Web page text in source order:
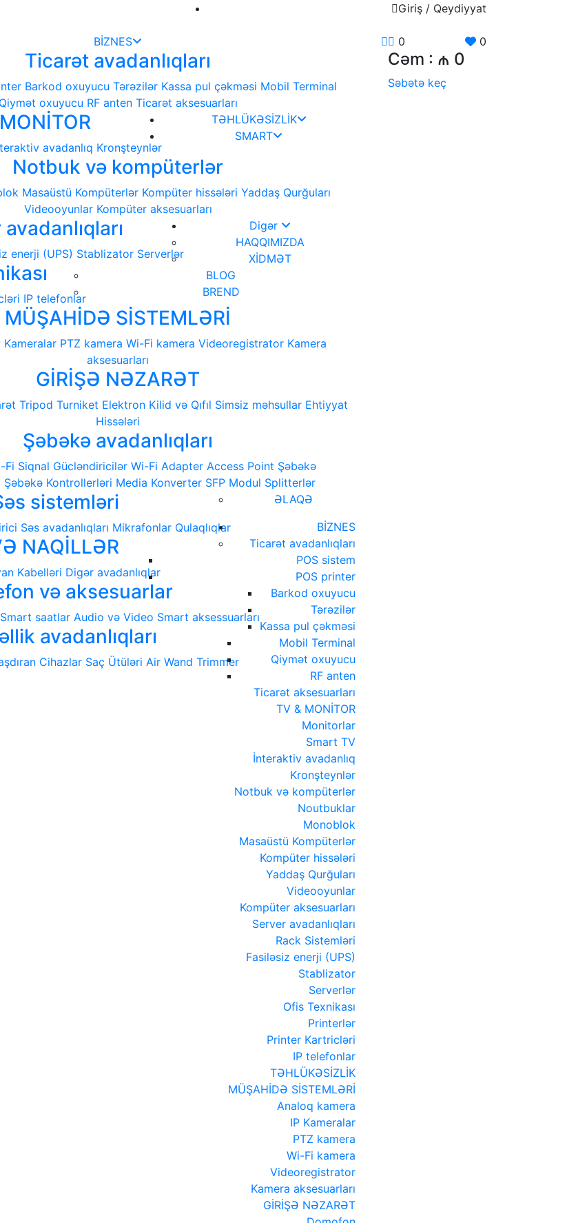
Giriş / Qeydiyyat
BİZNES
Ticarət avadanlıqları
Barkod oxuyucu Tərəzilər Kassa pul çəkməsi Mobil Terminal
Qiymət oxuyucu RF anten Ticarət aksesuarları
avadanlıq Kronşteynlər
Notbuk və kompüterlər
Masaüstü Kompüterlər Kompüter hissələri Yaddaş Qurğuları
Videooyunlar Kompüter aksesuarları
enerji (UPS) Stablizator Serverlər
IP telefonlar
TƏHLÜKƏSİZLİK
MÜŞAHİDƏ SİSTEMLƏRİ
Kameralar PTZ kamera Wi-Fi kamera Videoregistrator Kamera
aksesuarları
GİRİŞƏ NƏZARƏT
Tripod Turniket Elektron Kilid və Qıfıl Simsiz məhsullar Ehtiyyat
Hissələri
Şəbəkə avadanlıqları
Fi Siqnal Gücləndiricilər Wi-Fi Adapter Access Point Şəbəkə
Şəbəkə Kontrollerləri Media Konverter SFP Modul Splitterlər
sistemləri
Səs avadanlıqları Mikrafonlar Qulaqlıqlar
NAQİLLƏR
Kabelləri Digər avadanlıqlar
SMART
və aksesuarlar
Smart saatlar Audio və Video Smart aksessuarları
avadanlıqları
Cihazlar Saç Ütüləri Air Wand Trimmer
Digər
HAQQIMIZDA
XİDMƏT
BLOG
BREND
ƏLAQƏ
BİZNES
Ticarət avadanlıqları
POS sistem
POS printer
Barkod oxuyucu
Tərəzilər
Kassa pul çəkməsi
Mobil Terminal
Qiymət oxuyucu
RF anten
Ticarət aksesuarları
TV & MONİTOR
Monitorlar
Smart TV
İnteraktiv avadanlıq
Kronşteynlər
Notbuk və kompüterlər
Noutbuklar
Monoblok
Masaüstü Kompüterlər
Kompüter hissələri
Yaddaş Qurğuları
Videooyunlar
Kompüter aksesuarları
Server avadanlıqları
Rack Sistemləri
Fasiləsiz enerji (UPS)
Stablizator
Serverlər
Ofis Texnikası
Printerlər
Printer Kartricləri
IP telefonlar
TƏHLÜKƏSİZLİK
MÜŞAHİDƏ SİSTEMLƏRİ
Analoq kamera
IP Kameralar
PTZ kamera
Wi-Fi kamera
Videoregistrator
Kamera aksesuarları
GİRİŞƏ NƏZARƏT
0
Cəm : ₼ 0
Səbətə keç
0